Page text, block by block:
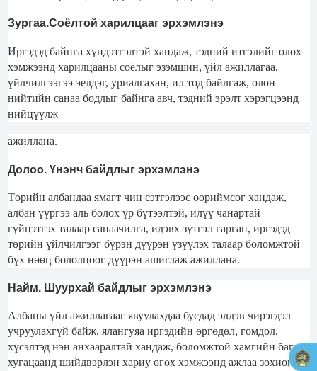
Зургаа.Соёлтой харилцааг эрхэмлэнэ
Иргэдэд байнга хүндэтгэлтэй хандаж, тэдний итгэлийг олох
хэмжээнд харилцааны соёлыг эзэмшин, үйл ажиллагаа,
үйлчилгээгээ эелдэг, уриалгахан, ил тод байлгаж, олон
нийтийн санаа бодлыг байнга авч, тэдний эрэлт хэрэгцээнд
нийцүүлж
ажиллана.
Долоо. Үнэнч байдлыг эрхэмлэнэ
Төрийн албандаа ямагт чин сэтгэлээс өөриймсөг хандаж,
албан үүргээ аль болох үр бүтээлтэй, илүү чанартай
гүйцэтгэх талаар санаачилга, идэвх зүтгэл гарган, иргэдэд
төрийн үйлчилгээг бүрэн дүүрэн үзүүлэх талаар боломжтой
бүх нөөц бололцоог дүүрэн ашиглаж ажиллана.
Найм. Шуурхай байдлыг эрхэмлэнэ
Албаны үйл ажиллагааг явуулахдаа бусдад элдэв чирэгдэл
учруулахгүй байж, ялангуяа иргэдийн өргөдөл, гомдол,
хүсэлтэд нэн анхааралтай хандаж, боломжтой хамгийн бага
хугацаанд шийдвэрлэн хариу өгөх хэмжээнд ажлаа зохион